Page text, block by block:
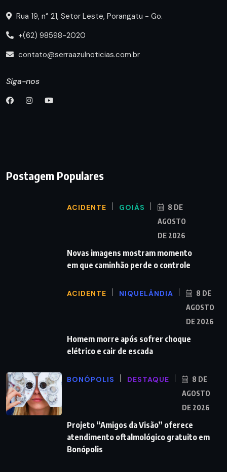
Rua 19, n° 21, Setor Leste, Porangatu - Go.
+(62) 98598-2020
contato@serraazulnoticias.com.br
Siga-nos
Postagem Populares
ACIDENTE GOIÁS
8 DE
AGOSTO
DE 2026
Novas imagens mostram momento
em que caminhão perde o controle
ACIDENTE NIQUELÂNDIA
8 DE
AGOSTO
DE 2026
Homem morre após sofrer choque
elétrico e cair de escada
BONÓPOLIS DESTAQUE
8 DE
AGOSTO
DE 2026
Projeto “Amigos da Visão” oferece
atendimento oftalmológico gratuito em
Bonópolis